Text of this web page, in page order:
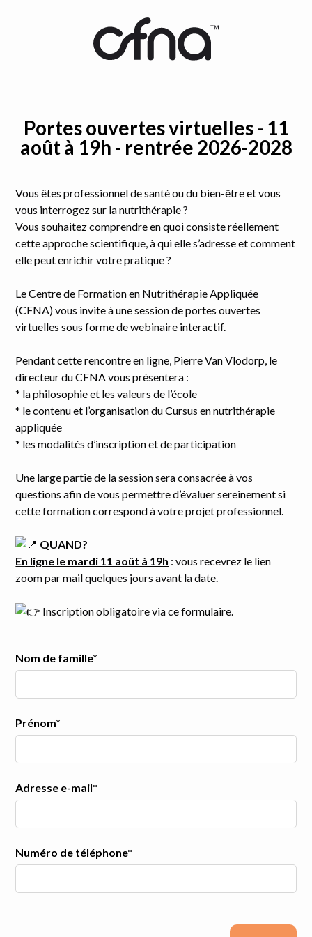
Portes ouvertes virtuelles - 11
août à 19h - rentrée 2026-2028
Vous êtes professionnel de santé ou du bien-être et vous
vous interrogez sur la nutrithérapie ?
Vous souhaitez comprendre en quoi consiste réellement
cette approche scientifique, à qui elle s’adresse et comment
elle peut enrichir votre pratique ?
Le Centre de Formation en Nutrithérapie Appliquée
(CFNA) vous invite à une session de portes ouvertes
virtuelles sous forme de webinaire interactif.
Pendant cette rencontre en ligne, Pierre Van Vlodorp, le
directeur du CFNA vous présentera :
* la philosophie et les valeurs de l’école
* le contenu et l’organisation du Cursus en nutrithérapie
appliquée
* les modalités d’inscription et de participation
Une large partie de la session sera consacrée à vos
questions afin de vous permettre d’évaluer sereinement si
cette formation correspond à votre projet professionnel.
QUAND?
En ligne le mardi 11 août à 19h : vous recevrez le lien
zoom par mail quelques jours avant la date.
Inscription obligatoire via ce formulaire.
Nom de famille*
Prénom*
Adresse e-mail*
Numéro de téléphone*